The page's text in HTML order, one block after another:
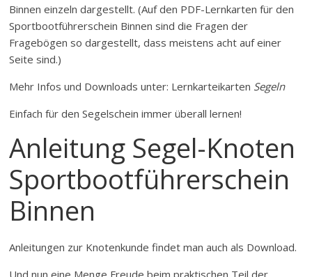
Binnen einzeln dargestellt. (Auf den PDF-Lernkarten für den
Sportbootführerschein Binnen sind die Fragen der
Fragebögen so dargestellt, dass meistens acht auf einer
Seite sind.)
Mehr Infos und Downloads unter: Lernkarteikarten Segeln
Einfach für den Segelschein immer überall lernen!
Anleitung Segel-Knoten
Sportbootführerschein
Binnen
Anleitungen zur Knotenkunde findet man auch als Download.
Und nun eine Menge Freude beim praktischen Teil der